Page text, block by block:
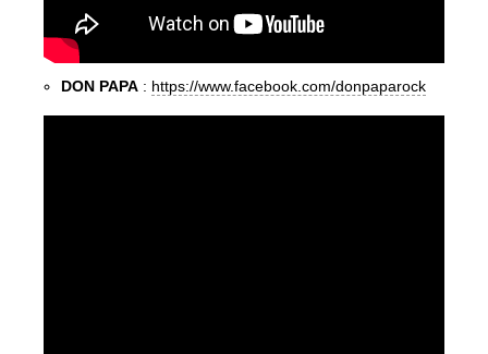
DON PAPA : https://www.facebook.com/donpaparock